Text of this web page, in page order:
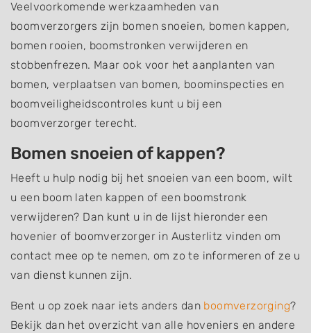
Veelvoorkomende werkzaamheden van
boomverzorgers zijn bomen snoeien, bomen kappen,
bomen rooien, boomstronken verwijderen en
stobbenfrezen. Maar ook voor het aanplanten van
bomen, verplaatsen van bomen, boominspecties en
boomveiligheidscontroles kunt u bij een
boomverzorger terecht.
Bomen snoeien of kappen?
Heeft u hulp nodig bij het snoeien van een boom, wilt
u een boom laten kappen of een boomstronk
verwijderen? Dan kunt u in de lijst hieronder een
hovenier of boomverzorger in Austerlitz vinden om
contact mee op te nemen, om zo te informeren of ze u
van dienst kunnen zijn.
Bent u op zoek naar iets anders dan boomverzorging?
Bekijk dan het overzicht van alle hoveniers en andere